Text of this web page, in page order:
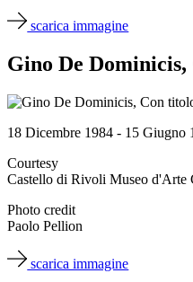
scarica immagine
Gino De
18 Dicembre 1984 - 15 Giugno
Courtesy
Castello di Rivoli Museo d'Arte
Photo credit
Paolo Pellion
scarica immagine